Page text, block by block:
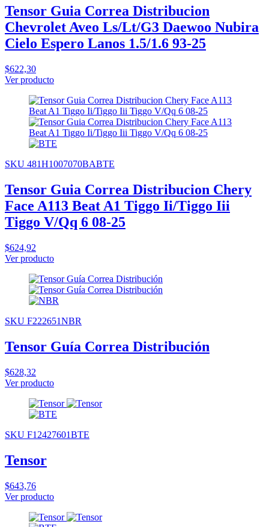
Tensor Guia Correa Distribucion
Chevrolet Aveo Ls/Lt/G3 Daewoo Nubira
Cielo Espero Lanos 1.5/1.6 93-25
$622,30
Ver producto
SKU 481H1007070BABTE
Tensor Guia Correa Distribucion Chery
Face A113 Beat A1 Tiggo Ii/Tiggo Iii
Tiggo V/Qq 6 08-25
$624,92
Ver producto
SKU F222651NBR
Tensor Guía Correa Distribución
$628,32
Ver producto
SKU F12427601BTE
Tensor
$643,76
Ver producto